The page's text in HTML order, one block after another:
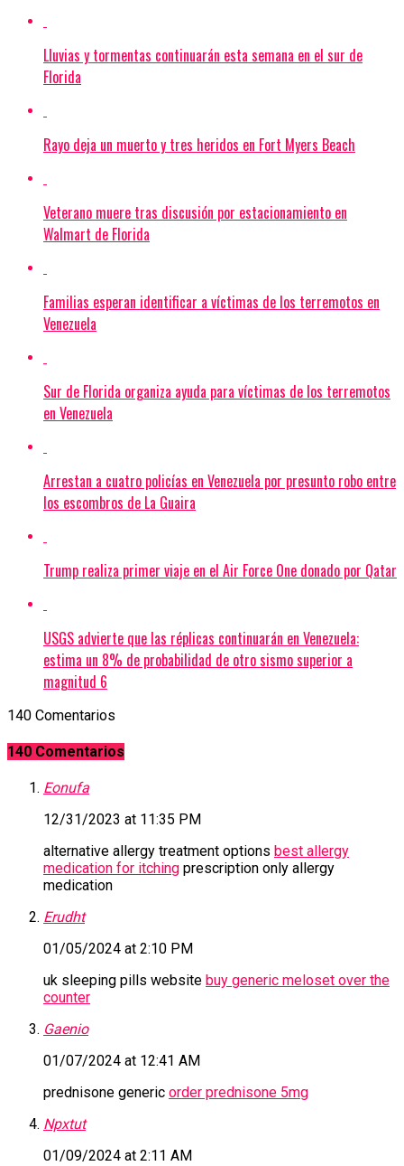
Lluvias y tormentas continuarán esta semana en el sur de
Florida
Rayo deja un muerto y tres heridos en Fort Myers Beach
Veterano muere tras discusión por estacionamiento en
Walmart de Florida
Familias esperan identificar a víctimas de los terremotos en
Venezuela
Sur de Florida organiza ayuda para víctimas de los terremotos
en Venezuela
Arrestan a cuatro policías en Venezuela por presunto robo entre
los escombros de La Guaira
Trump realiza primer viaje en el Air Force One donado por Qatar
USGS advierte que las réplicas continuarán en Venezuela:
estima un 8% de probabilidad de otro sismo superior a
magnitud 6
140 Comentarios
140 Comentarios
Eonufa
12/31/2023 at 11:35 PM
alternative allergy treatment options best allergy
medication for itching prescription only allergy
medication
Erudht
01/05/2024 at 2:10 PM
uk sleeping pills website buy generic meloset over the
counter
Gaenio
01/07/2024 at 12:41 AM
prednisone generic order prednisone 5mg
Npxtut
01/09/2024 at 2:11 AM